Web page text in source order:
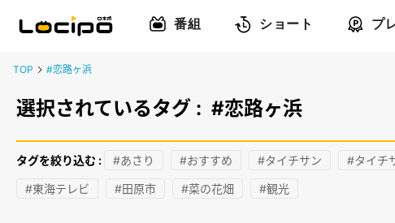
番組 ショート プ
TOP #恋路ヶ浜
選択されているタグ : #恋路ヶ浜
タグを絞り込む : #あさり #おすすめ #タイチサン #タイチ
#東海テレビ #田原市 #菜の花畑 #観光